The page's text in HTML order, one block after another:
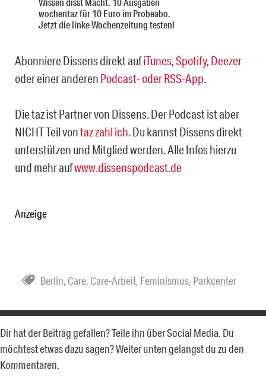
wochentaz für 10 Euro im Probeabo.
Jetzt die linke Wochenzeitung testen!
Abonniere Dissens direkt aufiTunes,Spotify, Deezer
oder einer anderen Podcast- oder RSS-App.
Die taz ist Partner von Dissens. Der Podcast ist aber
NICHT Teil vontaz zahl ich. Du kannst Dissens direkt
unterstützen und Mitglied werden. Alle Infos hierzu
und mehr aufwww.dissenspodcast.de
Anzeige
Berlin, Care, Care-Arbeit, Feminismus, Parkcenter
Dir hat der Beitrag gefallen? Teile ihn über Social Media. Du
möchtest etwas dazu sagen? Weiter unten gelangst du zu den
Kommentaren.